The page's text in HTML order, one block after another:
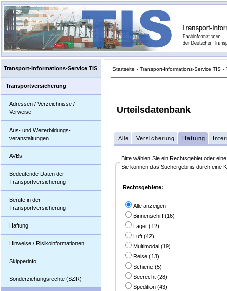
Transport-Informations-Service TIS
Transportversicherung
Adressen / Verzeichnisse /
Verweise
Aus- und Weiterbildungs-
veranstaltungen
AVBs
Bedeutende Daten der
Transportversicherung
Berufe in der
Transportversicherung
Haftung
Hinweise / Risikoinformationen
Skipperinfo
Sonderziehungsrechte (SZR)
Startseite › Transport-Informations-Service TIS ›
Urteilsdatenbank
Alle Versicherung Haftung
Bitte wählen Sie ein Rechtsgebiet oder
Sie können das Suchergebnis durch eine
Rechtsgebiete:
Alle anzeigen
Binnenschiff (16)
Lager (12)
Luft (42)
Multimodal (19)
Reise (13)
Schiene (5)
Seerecht (28)
Spedition (43)